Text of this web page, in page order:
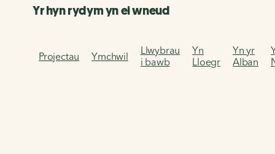
Yr hyn rydym yn ei wneud
Projectau Ymchwil
Llwybrau
i bawb
Yn
Lloegr
Yn yr
Alban